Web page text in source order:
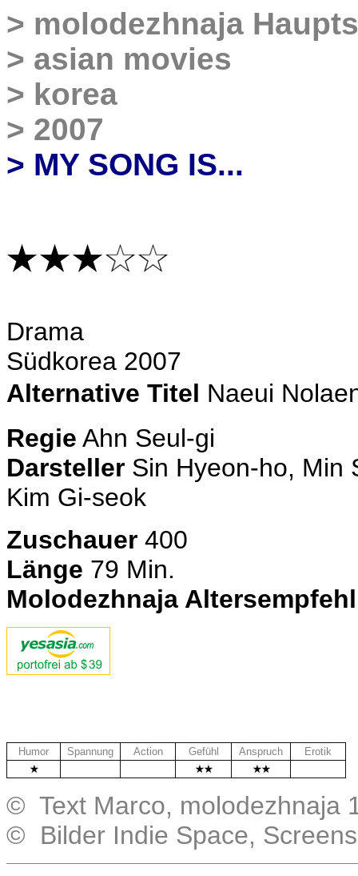
> molodezhnaja
> asian movies
> korea
> 2007
> MY SONG IS...
Drama
Südkorea 2007
Alternative Titel Naeui
Regie Ahn Seul-gi
Darsteller Sin Hyeon-ho, Min
Kim Gi-seok
Zuschauer 400
Länge 79 Min.
Molodezhnaja
Humor Spannung Action Gefühl Anspruch
Erotik
© Text Marco, molodezhnaja
© Bilder Indie Space,